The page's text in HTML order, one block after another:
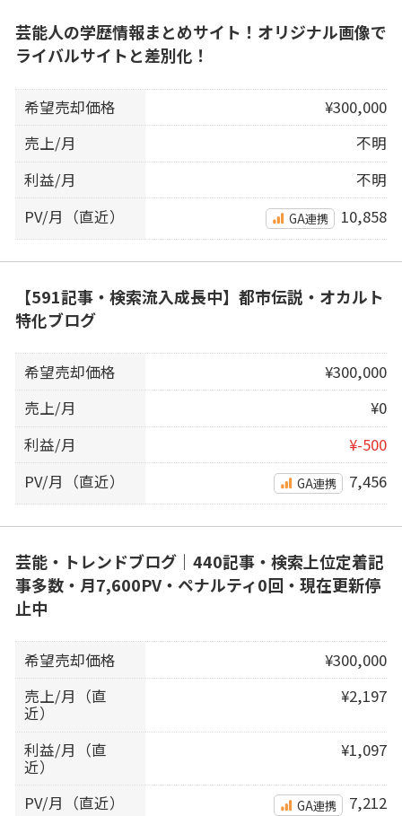
芸能人の学歴情報まとめサイト！オリジナル画像で
ライバルサイトと差別化！
希望売却価格
¥300,000
売上/月
不明
利益/月
不明
PV/月（直近）
GA連携 10,858
【591記事・検索流入成長中】都市伝説・オカルト
特化ブログ
希望売却価格
¥300,000
売上/月
¥0
利益/月
¥-500
PV/月（直近）
GA連携 7,456
芸能・トレンドブログ｜440記事・検索上位定着記
事多数・月7,600PV・ペナルティ0回・現在更新停
止中
希望売却価格
¥300,000
売上/月（直
近）
¥2,197
利益/月（直
近）
¥1,097
PV/月（直近） GA連携 7,212